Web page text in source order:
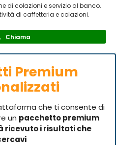
di colazioni e servizio al banco.
di caffetteria e colazioni.
Chiama
Premium
che ti consente di
un pacchetto premium
ricevuto i risultati che